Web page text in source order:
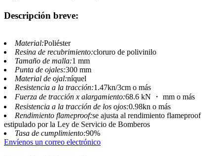
Descripción breve:
Material:Poliéster
Resina de recubrimiento:cloruro de polivinilo
Tamaño de malla:1 mm
Punta de ojales:300 mm
Material de ojal:níquel
Resistencia a la tracción:1.47kn/3cm o más
Fuerza de tracción x alargamiento:68.6 kN ・ mm o más
Resistencia a la tracción de los ojos:0.98kn o más
Rendimiento flameproof:se ajusta al rendimiento flameproof
estipulado por la Ley de Servicio de Bomberos
Tasa de cumplimiento:90%
Envíenos un correo electrónico